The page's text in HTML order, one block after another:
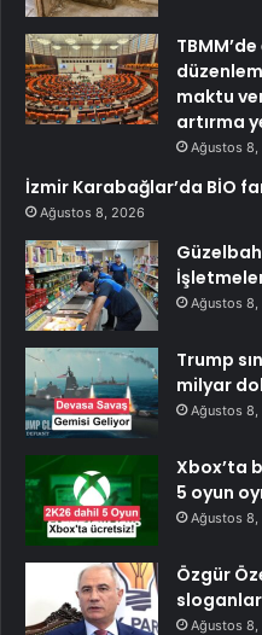
maktu
artırma
Ağustos 8,
İzmir Karabağlar’da BİO
Ağustos 8, 2026
Ağustos 8,
Trump
milyar
Ağustos 8,
Xbox’ta
5 oyun
Ağustos 8,
Özgür
Ağustos 8,